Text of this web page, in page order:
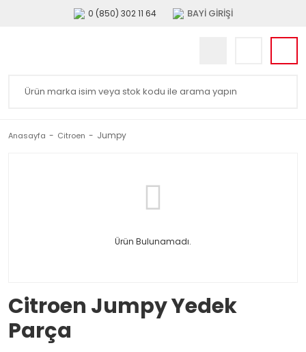
0 (850) 302 11 64 BAYİ GİRİŞİ
Anasayfa Citroen Jumpy
Ürün Bulunamadı.
Citroen Jumpy Yedek
Parça